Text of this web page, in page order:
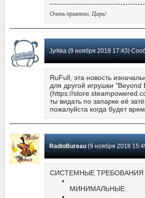
Очень приятно, Царь!
RuFull, эта новость
для другой игрушки "Beyond
(https://
ты видать по запарке её
пожалуйста когда будет
RadioBureau(9 ноября 2018 15:49)
СИСТЕМНЫЕ ТРЕБОВАНИЯ
МИНИМАЛЬНЫЕ: